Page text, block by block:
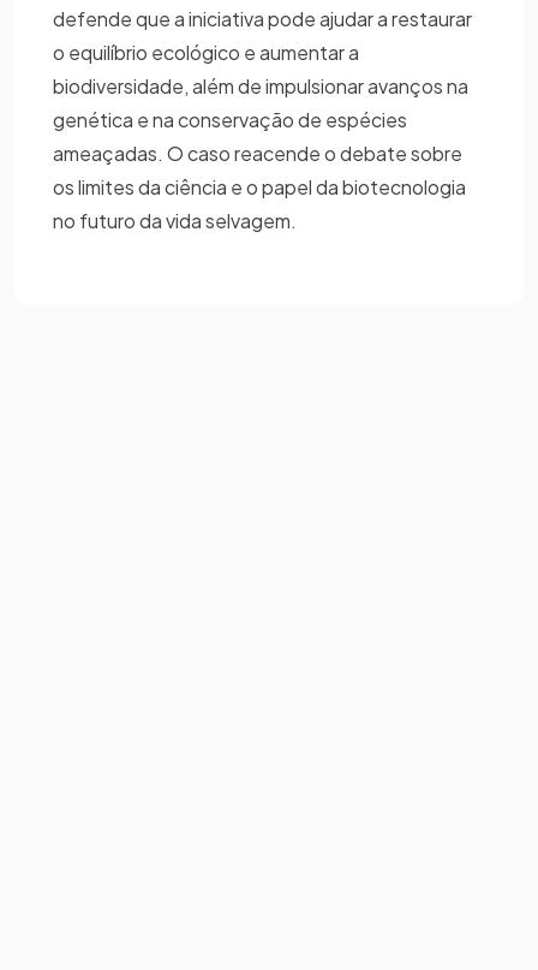
defende que a iniciativa pode ajudar a restaurar
o equilíbrio ecológico e aumentar a
biodiversidade, além de impulsionar avanços na
genética e na conservação de espécies
ameaçadas. O caso reacende o debate sobre
os limites da ciência e o papel da biotecnologia
no futuro da vida selvagem.